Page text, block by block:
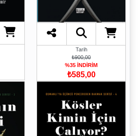
Tarih
₺900,00
%35 İNDİRİM
₺585,00